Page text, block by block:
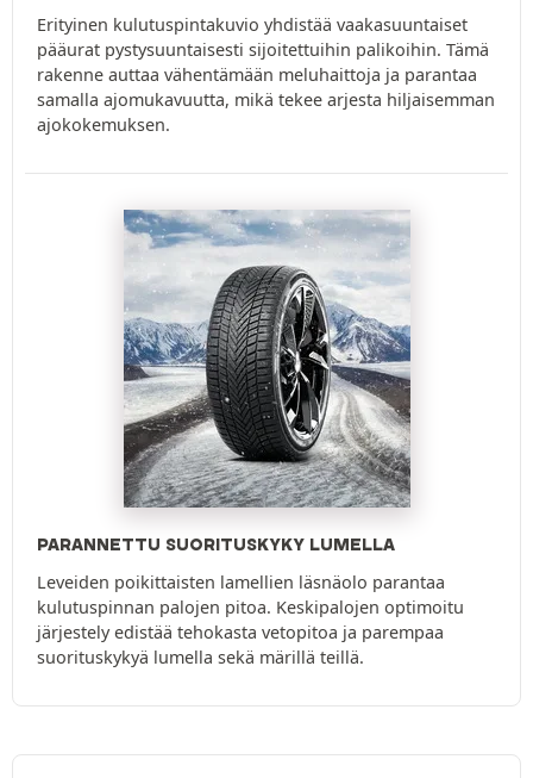
Erityinen kulutuspintakuvio yhdistää vaakasuuntaiset
pääurat pystysuuntaisesti sijoitettuihin palikoihin. Tämä
rakenne auttaa vähentämään meluhaittoja ja parantaa
samalla ajomukavuutta, mikä tekee arjesta hiljaisemman
ajokokemuksen.
PARANNETTU SUORITUSKYKY LUMELLA
Leveiden poikittaisten lamellien läsnäolo parantaa
kulutuspinnan palojen pitoa. Keskipalojen optimoitu
järjestely edistää tehokasta vetopitoa ja parempaa
suorituskykyä lumella sekä märillä teillä.